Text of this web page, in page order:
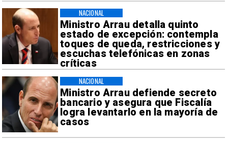
Ministro Arrau detalla quinto
estado de excepción: contempla
toques de queda, restricciones y
escuchas telefónicas en zonas
críticas
NACIONAL
Ministro Arrau defiende secreto
bancario y asegura que Fiscalía
logra levantarlo en la mayoría de
casos
NACIONAL